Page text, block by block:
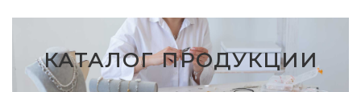
КАТАЛОГ ПРОДУКЦИИ